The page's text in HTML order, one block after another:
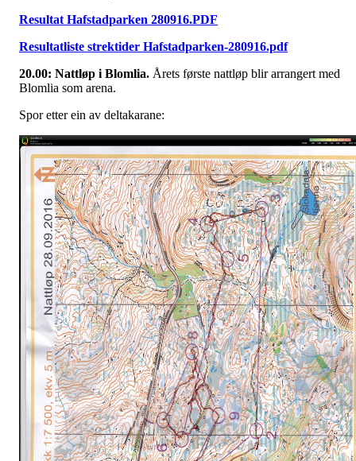
Resultat Hafstadparken 280916.PDF
Resultatliste strektider Hafstadparken-280916.pdf
20.00: Nattløp i Blomlia. Årets første nattløp blir arrangert med
Blomlia som arena.
Spor etter ein av deltakarane: